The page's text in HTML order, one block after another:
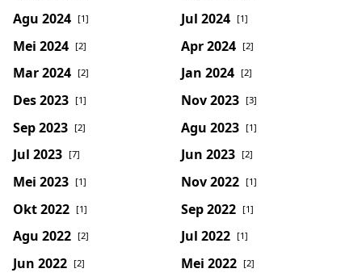
Agu 2024 [1] Jul 2024 [1]
Mei 2024 [2] Apr 2024 [2]
Mar 2024 [2] Jan 2024 [2]
Des 2023 [1] Nov 2023 [3]
Sep 2023 [2] Agu 2023 [1]
Jul 2023 [7] Jun 2023 [2]
Mei 2023 [1] Nov 2022 [1]
Okt 2022 [1] Sep 2022 [1]
Agu 2022 [2] Jul 2022 [1]
Jun 2022 [2] Mei 2022 [2]